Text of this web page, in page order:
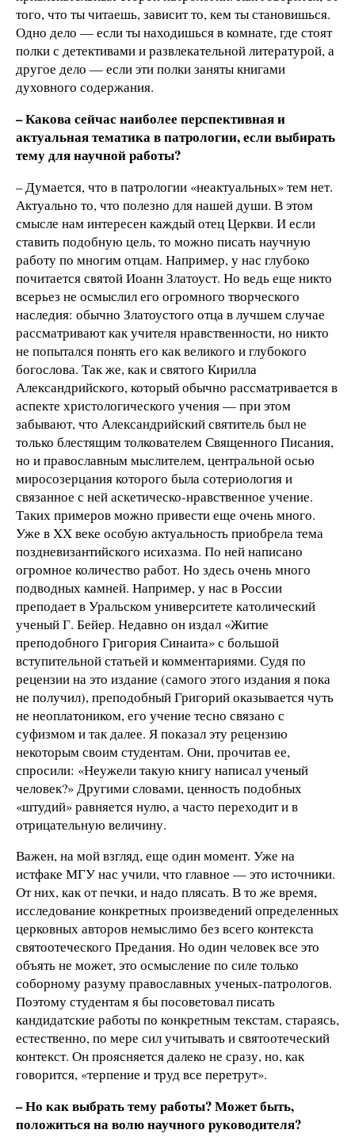
того, что ты читаешь, зависит то, кем ты становишься.
Одно дело — если ты находишься в комнате, где стоят
полки с детективами и развлекательной литературой, а
другое дело — если эти полки заняты книгами
духовного содержания.
– Какова сейчас наиболее перспективная и
актуальная тематика в патрологии, если выбирать
тему для научной работы?
– Думается, что в патрологии «неактуальных» тем нет.
Актуально то, что полезно для нашей души. В этом
смысле нам интересен каждый отец Церкви. И если
ставить подобную цель, то можно писать научную
работу по многим отцам. Например, у нас глубоко
почитается святой Иоанн Златоуст. Но ведь еще никто
всерьез не осмыслил его огромного творческого
наследия: обычно Златоустого отца в лучшем случае
рассматривают как учителя нравственности, но никто
не попытался понять его как великого и глубокого
богослова. Так же, как и святого Кирилла
Александрийского, который обычно рассматривается в
аспекте христологического учения — при этом
забывают, что Александрийский святитель был не
только блестящим толкователем Священного Писания,
но и православным мыслителем, центральной осью
миросозерцания которого была сотериология и
связанное с ней аскетическо-нравственное учение.
Таких примеров можно привести еще очень много.
Уже в XX веке особую актуальность приобрела тема
поздневизантийского исихазма. По ней написано
огромное количество работ. Но здесь очень много
подводных камней. Например, у нас в России
преподает в Уральском университете католический
ученый Г. Бейер. Недавно он издал «Житие
преподобного Григория Синаита» с большой
вступительной статьей и комментариями. Судя по
рецензии на это издание (самого этого издания я пока
не получил), преподобный Григорий оказывается чуть
не неоплатоником, его учение тесно связано с
суфизмом и так далее. Я показал эту рецензию
некоторым своим студентам. Они, прочитав ее,
спросили: «Неужели такую книгу написал ученый
человек?» Другими словами, ценность подобных
«штудий» равняется нулю, а часто переходит и в
отрицательную величину.
Важен, на мой взгляд, еще один момент. Уже на
истфаке МГУ нас учили, что главное — это источники.
От них, как от печки, и надо плясать. В то же время,
исследование конкретных произведений определенных
церковных авторов немыслимо без всего контекста
святоотеческого Предания. Но один человек все это
объять не может, это осмысление по силе только
соборному разуму православных ученых-патрологов.
Поэтому студентам я бы посоветовал писать
кандидатские работы по конкретным текстам, стараясь,
естественно, по мере сил учитывать и святоотеческий
контекст. Он проясняется далеко не сразу, но, как
говорится, «терпение и труд все перетрут».
– Но как выбрать тему работы? Может быть,
положиться на волю научного руководителя?